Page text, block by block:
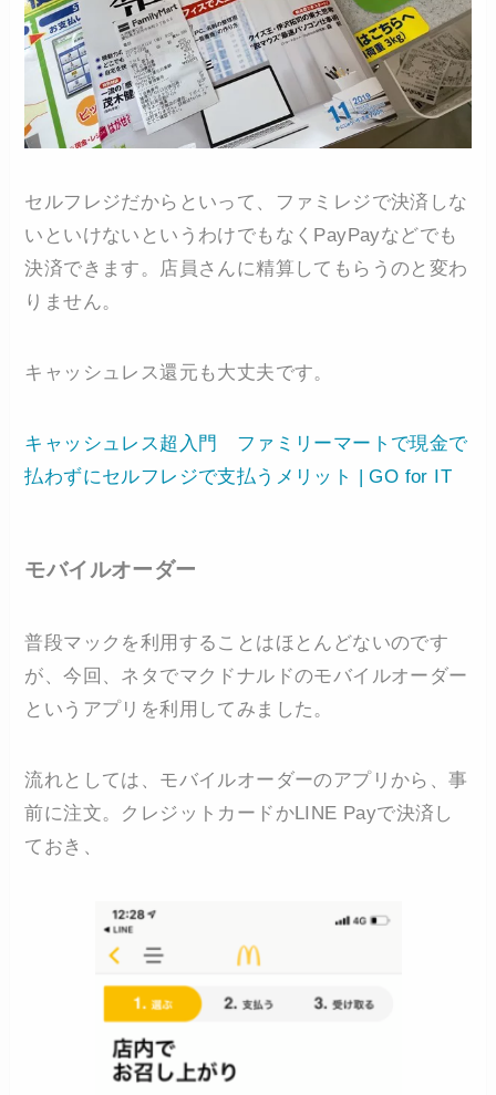
セルフレジだからといって、ファミレジで決済しな
いといけないというわけでもなくPayPayなどでも
決済できます。店員さんに精算してもらうのと変わ
りません。
キャッシュレス還元も大丈夫です。
キャッシュレス超入門 ファミリーマートで現金で
払わずにセルフレジで支払うメリット | GO for IT
モバイルオーダー
普段マックを利用することはほとんどないのです
が、今回、ネタでマクドナルドのモバイルオーダー
というアプリを利用してみました。
流れとしては、モバイルオーダーのアプリから、事
前に注文。クレジットカードかLINE Payで決済し
ておき、